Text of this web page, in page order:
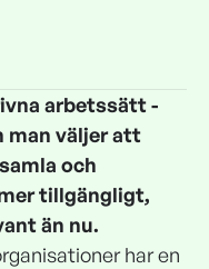
arbetssätt -
man väljer att
och
tillgängligt,
än nu.
har en